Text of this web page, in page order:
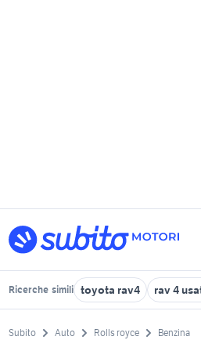
Ricerche simili toyota rav4 rav 4
Subito Auto Rolls royce Benzina